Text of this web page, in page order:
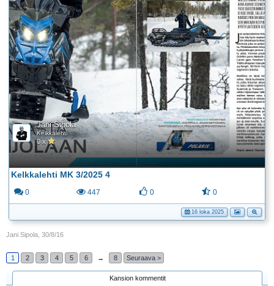
Jani Sipola
Kelkkalehti
0 x
Kelkkalehti MK 3/2025 4
0 447 0 0
16 loka 2025
Jani Sipola 30/8/16
1 2 3 4 5 6 → 8 Seuraava >
Kansion kommentit